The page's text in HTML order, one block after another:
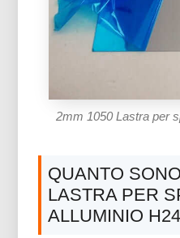
2mm 1050 Lastra per
QUANTO
LASTRA PER
ALLUMINIO